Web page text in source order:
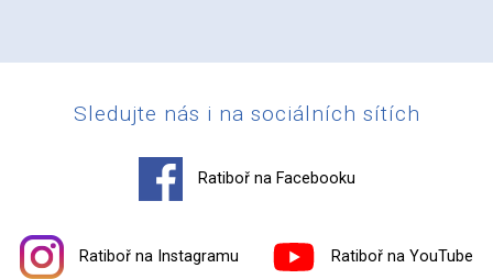
Sledujte nás i na sociálních sítích
Ratiboř na Facebooku
Ratiboř na Instagramu Ratiboř na YouTube